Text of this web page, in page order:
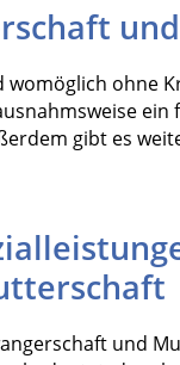
ohne
ein
gibt es
und
Ihr